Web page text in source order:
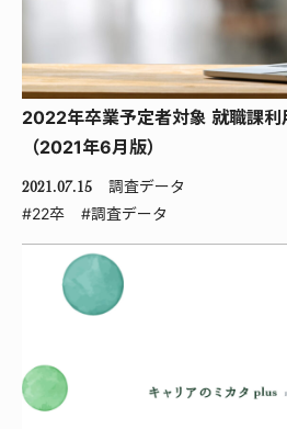
2022年卒業予定者対象 就職課
（2021年6月版）
2021.07.15
調査データ
#22卒
#調査データ